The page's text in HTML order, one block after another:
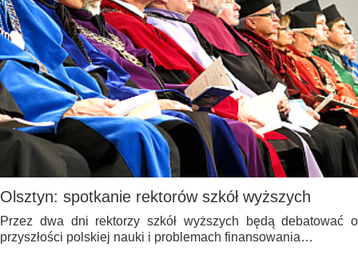
Olsztyn: spotkanie rektorów szkół wyższych
Przez dwa dni rektorzy szkół wyższych będą debatować o
przyszłości polskiej nauki i problemach finansowania…